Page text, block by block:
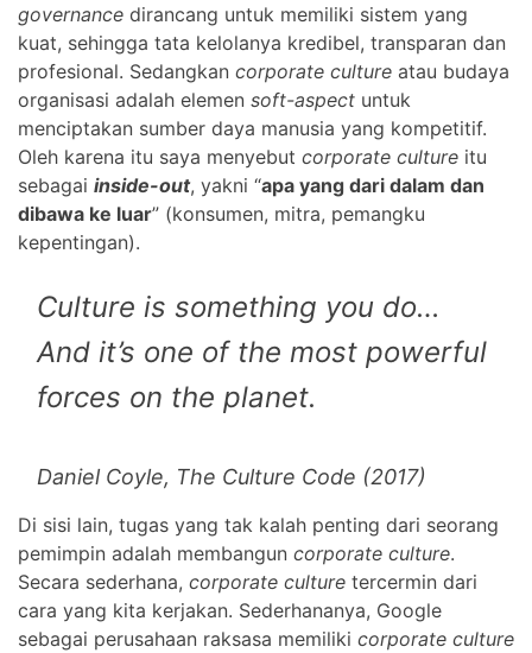
governance dirancang untuk memiliki sistem yang
kuat, sehingga tata kelolanya kredibel, transparan dan
profesional. Sedangkan corporate culture atau budaya
organisasi adalah elemen soft-aspect untuk
menciptakan sumber daya manusia yang kompetitif.
Oleh karena itu saya menyebut corporate culture itu
sebagai inside-out, yakni “apa yang dari dalam dan
dibawa ke luar” (konsumen, mitra, pemangku
kepentingan).
Culture is something you do…
And it’s one of the most powerful
forces on the planet.
Daniel Coyle, The Culture Code (2017)
Di sisi lain, tugas yang tak kalah penting dari seorang
pemimpin adalah membangun corporate culture.
Secara sederhana, corporate culture tercermin dari
cara yang kita kerjakan. Sederhananya, Google
sebagai perusahaan raksasa memiliki corporate culture